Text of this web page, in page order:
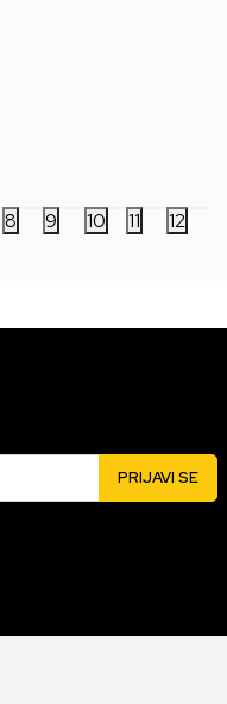
8 9 10 11 12
PRIJAVI SE